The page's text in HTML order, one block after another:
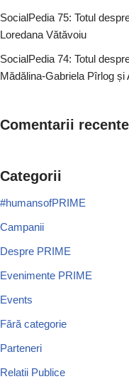
SocialPedia 75: Totul
Loredana Vătăvoiu
SocialPedia 74: Totul
Mădălina-Gabriela Pîrlog și
Comentarii recente
Categorii
#humansofPRIME
Campanii
Despre PRIME
Evenimente PRIME
Events
Fără categorie
Parteneri
Relatii Publice